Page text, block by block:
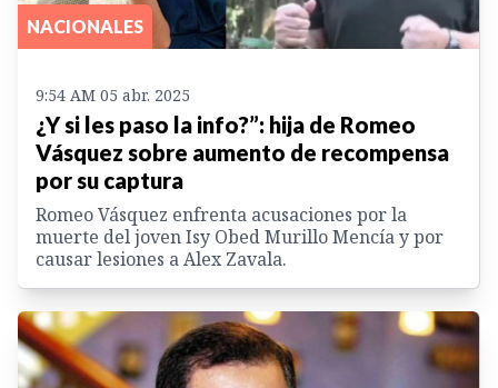
NACIONALES
9:54 AM 05 abr. 2025
¿Y si les paso la info?”: hija de Romeo
Vásquez sobre aumento de recompensa
por su captura
Romeo Vásquez enfrenta acusaciones por la
muerte del joven Isy Obed Murillo Mencía y por
causar lesiones a Alex Zavala.